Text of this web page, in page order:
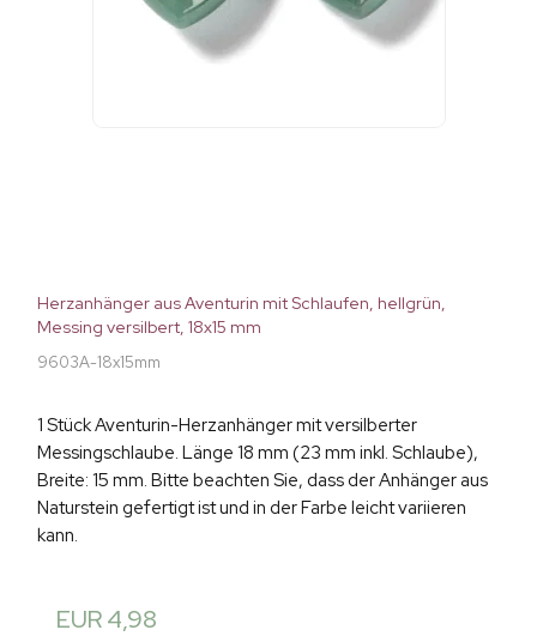
Herzanhänger aus Aventurin mit Schlaufen, hellgrün,
Messing versilbert, 18x15 mm
9603A-18x15mm
1 Stück Aventurin-Herzanhänger mit versilberter
Messingschlaube. Länge 18 mm (23 mm inkl. Schlaube),
Breite: 15 mm. Bitte beachten Sie, dass der Anhänger aus
Naturstein gefertigt ist und in der Farbe leicht variieren
kann.
EUR 4,98